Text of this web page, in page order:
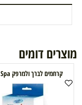
מוצרים דומים
קרחמים לברך ולמרפק Medic Spa